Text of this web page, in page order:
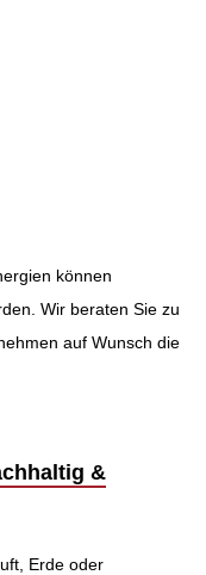
können
Wir beraten Sie zu
auf Wunsch die
&
Erde oder